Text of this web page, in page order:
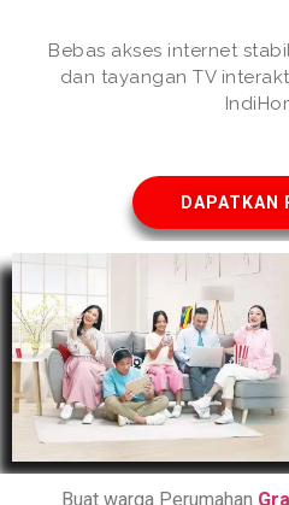
Bebas akses internet
dan tayangan TV
DAPATKAN
Buat warga Perumahan